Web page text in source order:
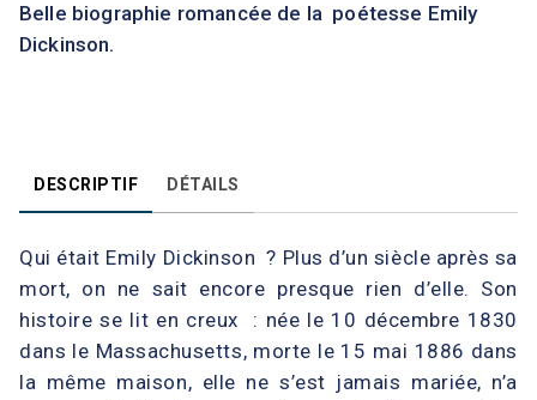
Belle biographie romancée de la poétesse Emily
Dickinson.
DESCRIPTIF DÉTAILS
Qui était Emily Dickinson ? Plus d’un siècle après sa
mort, on ne sait encore presque rien d’elle. Son
histoire se lit en creux : née le 10 décembre 1830
dans le Massachusetts, morte le 15 mai 1886 dans
la même maison, elle ne s’est jamais mariée, n’a